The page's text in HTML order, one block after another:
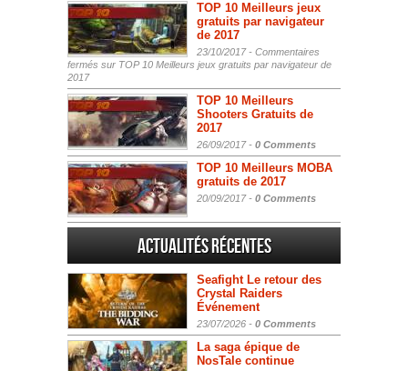
TOP 10 Meilleurs jeux
gratuits par navigateur
de 2017
23/10/2017 - Commentaires
fermés sur TOP 10 Meilleurs jeux gratuits par navigateur de
2017
TOP 10 Meilleurs
Shooters Gratuits de
2017
26/09/2017 - 0 Comments
TOP 10 Meilleurs MOBA
gratuits de 2017
20/09/2017 - 0 Comments
Actualités Récentes
Seafight Le retour des
Crystal Raiders
Événement
23/07/2026 - 0 Comments
La saga épique de
NosTale continue